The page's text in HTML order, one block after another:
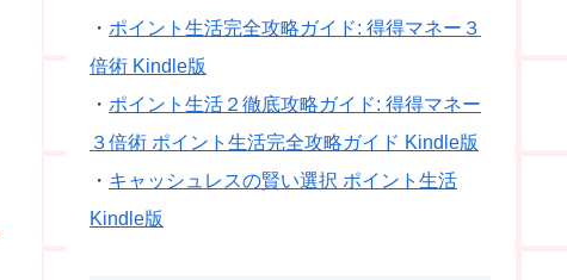
・ ポイント生活完全攻略ガイド: 得得マネー３
倍術 Kindle版
・ ポイント生活２徹底攻略ガイド: 得得マネー
３倍術 ポイント生活完全攻略ガイド Kindle版
・ キャッシュレスの賢い選択 ポイント生活
Kindle版